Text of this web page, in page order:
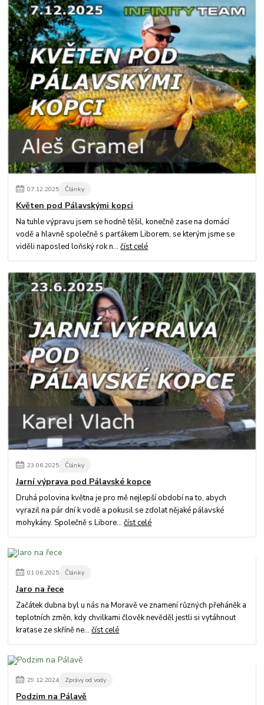
07.12.2025 Články
Květen pod Pálavskými kopci
Na tuhle výpravu jsem se hodně těšil, konečně zase na domácí
vodě a hlavně společně s parťákem Liborem, se kterým jsme se
viděli naposled loňský rok n...číst celé
23.06.2025 Články
Jarní výprava pod Pálavské kopce
Druhá polovina května je pro mě nejlepší období na to, abych
vyrazil na pár dní k vodě a pokusil se zdolat nějaké pálavské
mohykány. Společně s Libore...číst celé
01.06.2025 Články
Jaro na řece
Začátek dubna byl u nás na Moravě ve znamení různých přeháněk a
teplotních změn, kdy chvilkami člověk nevěděl jestli si vytáhnout
kraťase ze skříně ne...číst celé
29.12.2024 Zprávy od vody
Podzim na Pálavě